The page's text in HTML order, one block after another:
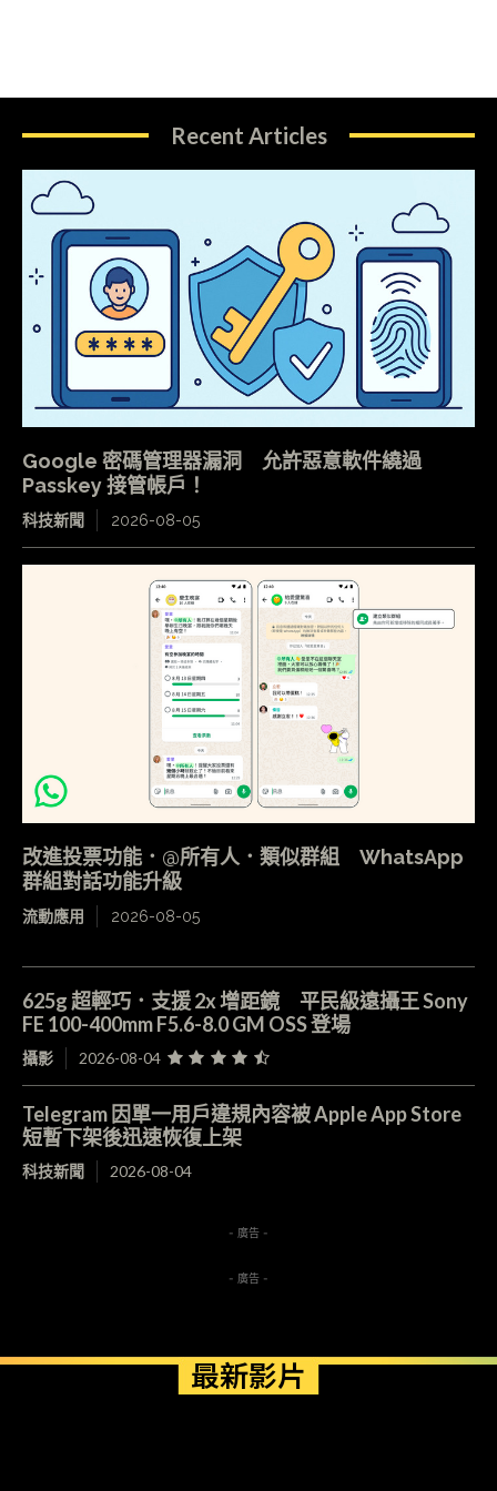
Recent Articles
Google 密碼管理器漏洞 允許惡意軟件繞過
Passkey 接管帳戶！
科技新聞 2026-08-05
改進投票功能．@所有人．類似群組 WhatsApp
群組對話功能升級
流動應用 2026-08-05
625g 超輕巧．支援 2x 增距鏡 平民級遠攝王 Sony
FE 100-400mm F5.6-8.0 GM OSS 登場
攝影 2026-08-04
Telegram 因單一用戶違規內容被 Apple App Store
短暫下架後迅速恢復上架
科技新聞 2026-08-04
- 廣告 -
- 廣告 -
最新影片